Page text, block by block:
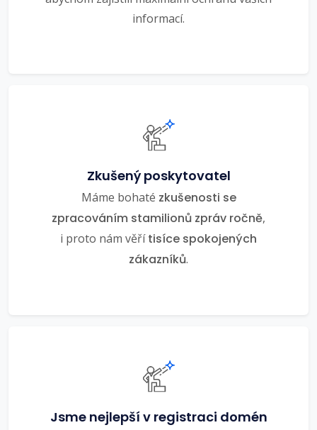
informací.
Zkušený poskytovatel
Máme bohaté zkušenosti se
zpracováním stamilionů zpráv ročně,
i proto nám věřítisíce spokojených
zákazníků.
Jsme nejlepší v registraci domén